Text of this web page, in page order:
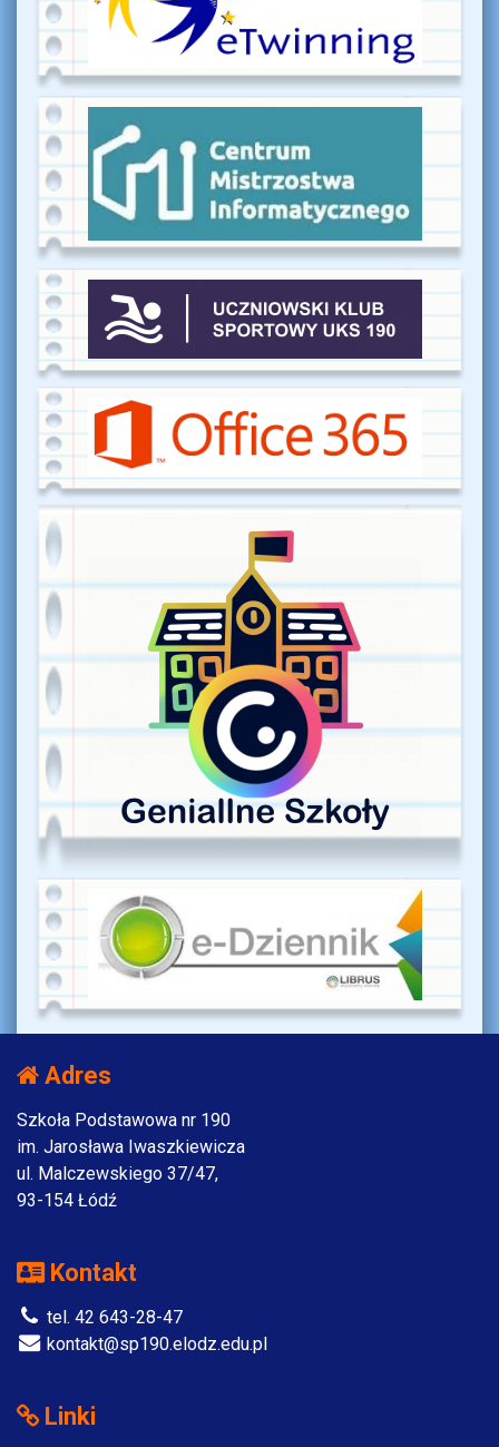
Adres
Szkoła Podstawowa nr 190
im. Jarosława Iwaszkiewicza
ul. Malczewskiego 37/47,
93-154 Łódź
Kontakt
tel. 42 643-28-47
kontakt@sp190.elodz.edu.pl
Linki